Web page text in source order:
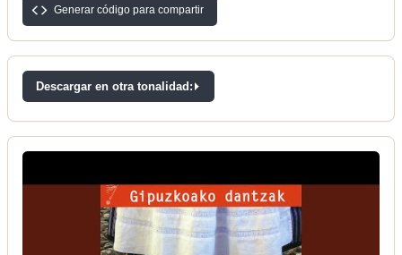
Generar código para compartir
Descargar en otra tonalidad: